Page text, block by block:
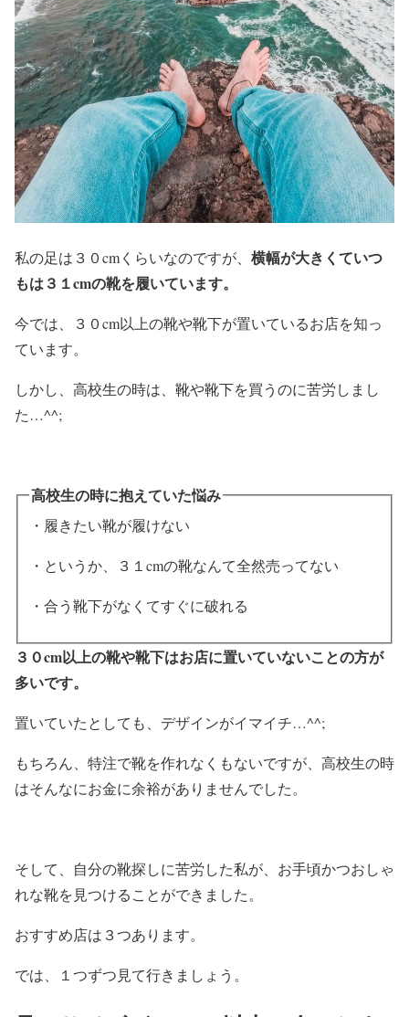
私の足は３０cmくらいなのですが、 横幅が大きくていつ
もは３１cmの靴を履いています。
今では、３０cm以上の靴や靴下が置いているお店を知っ
ています。
しかし、高校生の時は、靴や靴下を買うのに苦労しまし
た…^^;
高校生の時に抱えていた悩み
・履きたい靴が履けない
・というか、３１cmの靴なんて全然売ってない
・合う靴下がなくてすぐに破れる
３０cm以上の靴や靴下はお店に置いていないことの方が
多いです。
置いていたとしても、デザインがイマイチ…^^;
もちろん、特注で靴を作れなくもないですが、高校生の時
はそんなにお金に余裕がありませんでした。
そして、自分の靴探しに苦労した私が、お手頃かつおしゃ
れな靴を見つけることができました。
おすすめ店は３つあります。
では、１つずつ見て行きましょう。